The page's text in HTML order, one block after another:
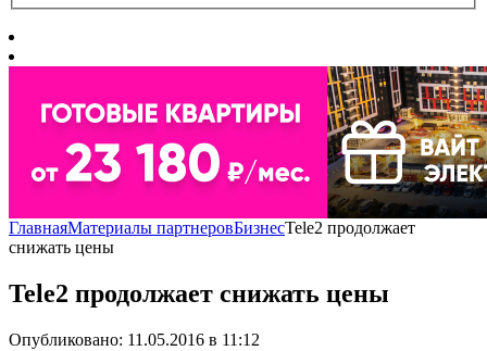
ГлавнаяМатериалы партнеровБизнесTele2 продолжает
снижать цены
Tele2 продолжает снижать цены
Опубликовано: 11.05.2016 в 11:12